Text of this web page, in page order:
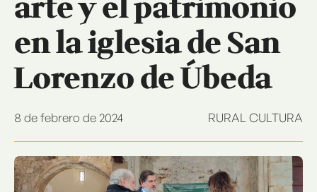
en la iglesia de San
Lorenzo de Úbeda
8 de febrero de 2024 RURAL CULTURA